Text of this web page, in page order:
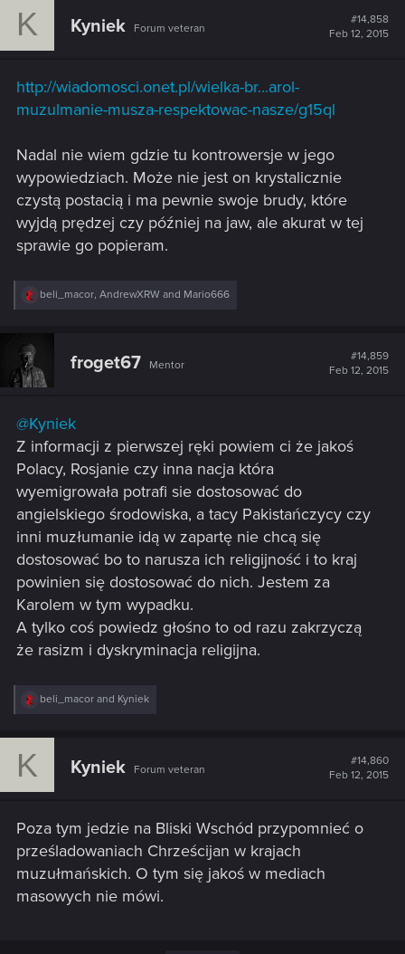
K Kyniek Forum veteran
#14,858
Feb 12, 2015
http://wiadomosci.onet.pl/wielka-br...arol-
muzulmanie-musza-respektowac-nasze/g15ql
Nadal nie wiem gdzie tu kontrowersje w jego
wypowiedziach. Może nie jest on krystalicznie
czystą postacią i ma pewnie swoje brudy, które
wyjdą prędzej czy później na jaw, ale akurat w tej
sprawie go popieram.
R
i
o
:
beli_macor, AndrewXRW and Mario666
froget67 Mentor
#14,859
Feb 12, 2015
@Kyniek
Z informacji z pierwszej ręki powiem ci że jakoś
Polacy, Rosjanie czy inna nacja która
wyemigrowała potrafi sie dostosować do
angielskiego środowiska, a tacy Pakistańczycy czy
inni muzłumanie idą w zapartę nie chcą się
dostosować bo to narusza ich religijność i to kraj
powinien się dostosować do nich. Jestem za
Karolem w tym wypadku.
A tylko coś powiedz głośno to od razu zakrzyczą
że rasizm i dyskryminacja religijna.
R
c
:
beli_macor and Kyniek
K Kyniek Forum veteran
#14,860
Feb 12, 2015
Poza tym jedzie na Bliski Wschód przypomnieć o
prześladowaniach Chrześcijan w krajach
muzułmańskich. O tym się jakoś w mediach
masowych nie mówi.